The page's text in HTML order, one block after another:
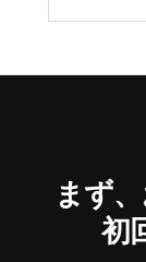
まず
初